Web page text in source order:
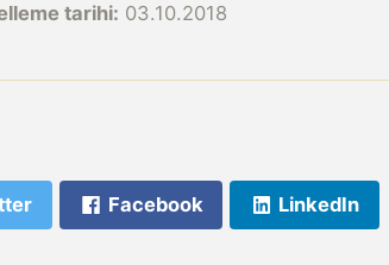
tarihi: 03.10.2018
Facebook LinkedIn